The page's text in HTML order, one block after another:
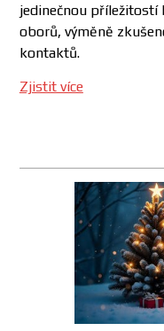
jedinečnou příležitostí
oborů, výměně
kontaktů.
Zjistit více